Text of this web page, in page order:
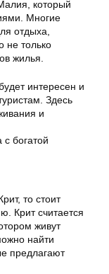
который
Многие
отдыха,
не только
жилья.
интересен и
Здесь
и
с богатой
то стоит
Крит считается
живут
найти
предлагают